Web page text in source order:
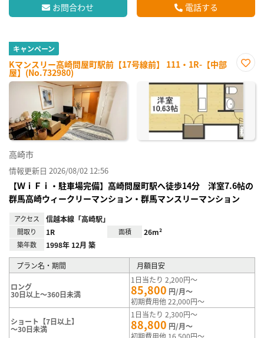
お問合わせ 電話する
キャンペーン
Kマンスリー高崎問屋町駅前【17号線前】 111・1R-【中部
屋】(No.732980)
に入
り登
高崎市
情報更新日 2026/08/02 12:56
【ＷｉＦｉ・駐車場完備】高崎問屋町駅へ徒歩14分 洋室7.6帖の
群馬高崎ウィークリーマンション・群馬マンスリーマンション
アクセス 信越本線「高崎駅」
間取り 1R 面積 26m²
築年数 1998年 12月 築
プラン名・期間 月額目安
ロング
30日以上～360日未満
1日当たり 2,200円～
85,800 円/月～
初期費用他 22,000円～
ショート【7日以上】
～30日未満
1日当たり 2,300円～
88,800 円/月～
初期費用他 16,500円～